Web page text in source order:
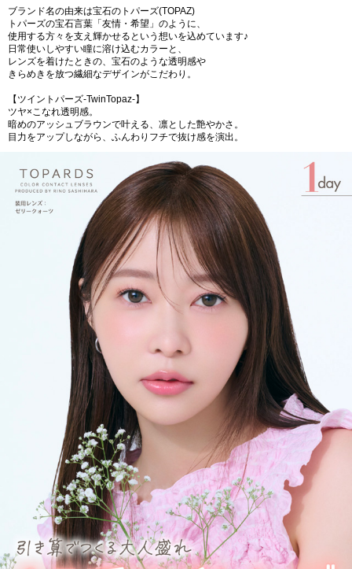
ブランド名の由来は宝石のトパーズ(TOPAZ)
トパーズの宝石言葉「友情・希望」のように、
使用する方々を支え輝かせるという想いを込めています♪
日常使いしやすい瞳に溶け込むカラーと、
レンズを着けたときの、宝石のような透明感や
きらめきを放つ繊細なデザインがこだわり。
【ツイントパーズ-TwinTopaz-】
ツヤ×こなれ透明感。
暗めのアッシュブラウンで叶える、凛とした艶やかさ。
目力をアップしながら、ふんわりフチで抜け感を演出。